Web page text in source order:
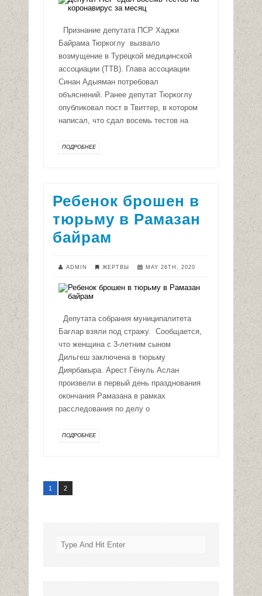
Признание депутата ПСР Хаджи
Байрама Тюркоглу вызвало
возмущение в Турецкой медицинской
ассоциации (TTB). Глава ассоциации
Синан Адыяман потребовал
объяснений. Ранее депутат Тюркоглу
опубликовал пост в Твиттер, в котором
написал, что сдал восемь тестов на
ПОДРОБНЕЕ
Ребенок брошен в
тюрьму в Рамазан
байрам
ADMIN ЖЕРТВЫ MAY 26TH, 2020
Депутата собрания муниципалитета
Баглар взяли под стражу. Сообщается,
что женщина с 3-летним сыном
Дильгеш заключена в тюрьму
Диярбакыра. Арест Гёнуль Аслан
произвели в первый день празднования
окончания Рамазана в рамках
расследования по делу о
ПОДРОБНЕЕ
1 2